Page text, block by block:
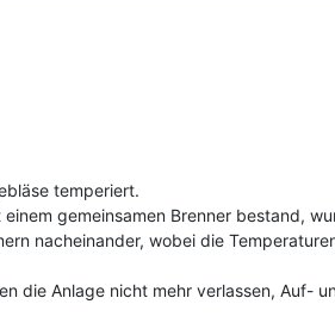
temperiert.
gemeinsamen Brenner bestand,
nacheinander, wobei die
die Anlage nicht mehr verlassen, Auf-